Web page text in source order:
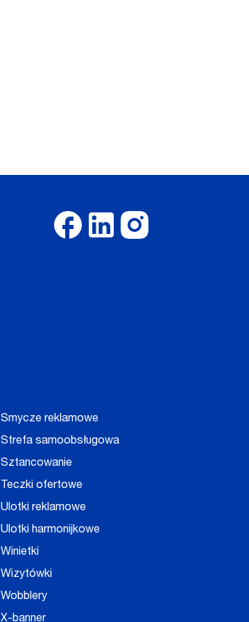
Smycze reklamowe
Strefa samoobsługowa
Sztancowanie
Teczki ofertowe
Ulotki reklamowe
Ulotki harmonijkowe
Winietki
Wizytówki
Wobblery
X-banner